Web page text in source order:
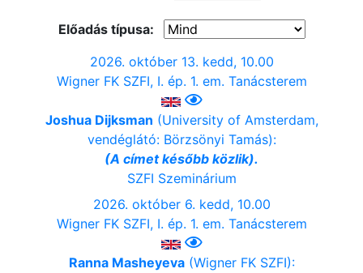
Előadás típusa:
2026. október 13. kedd, 10.00
Wigner FK SZFI, I. ép. 1. em. Tanácsterem
Joshua Dijksman (University of Amsterdam,
vendéglátó: Börzsönyi Tamás):
(A címet később közlik).
SZFI Szeminárium
2026. október 6. kedd, 10.00
Wigner FK SZFI, I. ép. 1. em. Tanácsterem
Ranna Masheyeva(Wigner FK SZFI):